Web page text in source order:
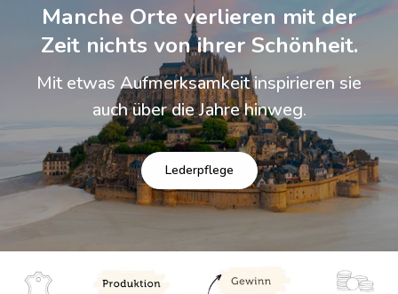
Manche Orte verlieren mit der
Zeit nichts von ihrer Schönheit.
Mit etwas Aufmerksamkeit inspirieren sie
auch über die Jahre hinweg.
Lederpflege